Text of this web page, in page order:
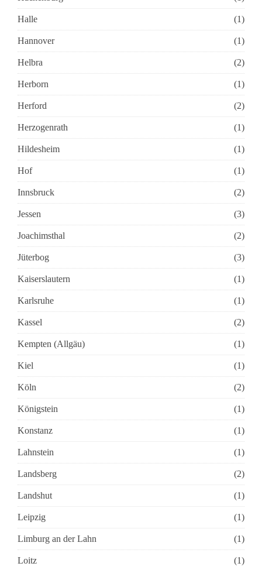
Halle (1)
Hannover (1)
Helbra (2)
Herborn (1)
Herford (2)
Herzogenrath (1)
Hildesheim (1)
Hof (1)
Innsbruck (2)
Jessen (3)
Joachimsthal (2)
Jüterbog (3)
Kaiserslautern (1)
Karlsruhe (1)
Kassel (2)
Kempten (Allgäu) (1)
Kiel (1)
Köln (2)
Königstein (1)
Konstanz (1)
Lahnstein (1)
Landsberg (2)
Landshut (1)
Leipzig (1)
Limburg an der Lahn (1)
Loitz (1)